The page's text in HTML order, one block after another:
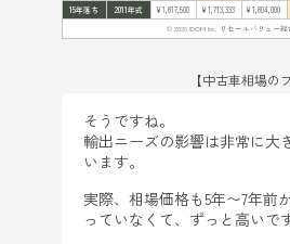
15年落ち
2011年式 ¥1,817,500 ¥1,713,333 ¥1,804,000
© 2026 IDOM Inc. リセールバリュー
【中古車相場の
そうですね。
輸出ニーズの影響は非常に大
います。
実際、相場価格も5年〜7年前
っていなくて、ずっと高いで